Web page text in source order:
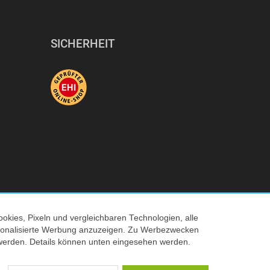
SICHERHEIT
© 2026 Tecedo
Pixeln und vergleichbaren Technologien, alle
Werbung anzuzeigen. Zu Werbezwecken
Details können unten eingesehen werden.